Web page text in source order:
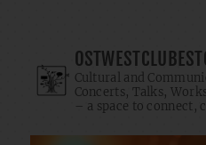
Cultural and
Concerts, Talks,
– a space to connect,